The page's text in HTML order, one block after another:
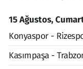
15 Ağustos,
Konyaspor -
Kasımpaşa -